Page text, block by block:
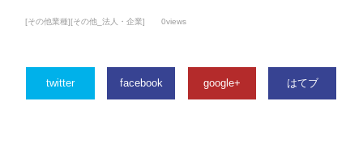
[その他業種][その他_法人・企業] 0views
twitter facebook google+ はてブ